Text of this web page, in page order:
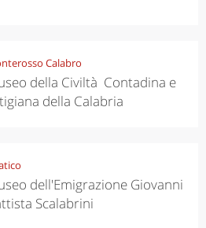
Calabro
della Civiltà Contadina e
della Calabria
dell'Emigrazione Giovanni
Scalabrini